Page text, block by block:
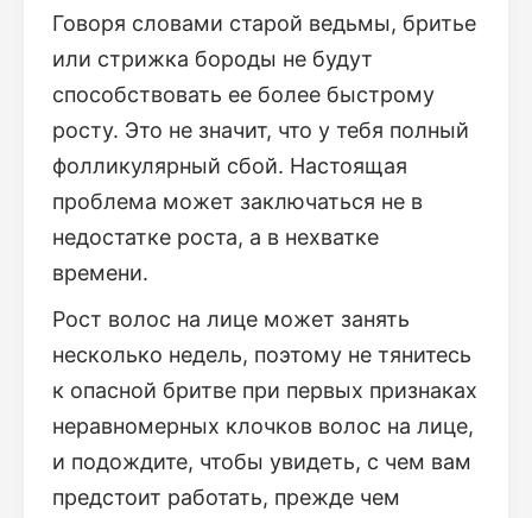
Говоря словами старой ведьмы, бритье
или стрижка бороды не будут
способствовать ее более быстрому
росту. Это не значит, что у тебя полный
фолликулярный сбой. Настоящая
проблема может заключаться не в
недостатке роста, а в нехватке
времени.
Рост волос на лице может занять
несколько недель, поэтому не тянитесь
к опасной бритве при первых признаках
неравномерных клочков волос на лице,
и подождите, чтобы увидеть, с чем вам
предстоит работать, прежде чем